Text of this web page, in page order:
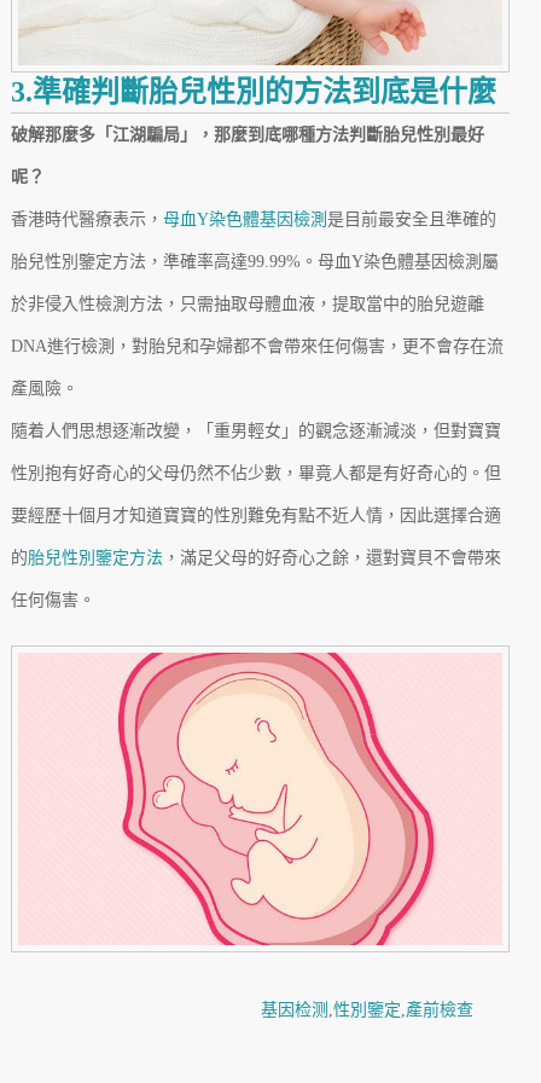
3.準確判斷胎兒性別的方法到底是什麼
破解那麼多「江湖騙局」，那麼到底哪種方法判斷胎兒性別最好
呢？
香港時代醫療表示， 母血Y染色體基因檢測 是目前最安全且準確的
胎兒性別鑒定方法，準確率高達99.99%。母血Y染色體基因檢測屬
於非侵入性檢測方法，只需抽取母體血液，提取當中的胎兒遊離
DNA進行檢測，對胎兒和孕婦都不會帶來任何傷害，更不會存在流
產風險。
隨着人們思想逐漸改變，「重男輕女」的觀念逐漸減淡，但對寶寶
性別抱有好奇心的父母仍然不佔少數，畢竟人都是有好奇心的。但
要經歷十個月才知道寶寶的性別難免有點不近人情，因此選擇合適
的胎兒性別鑒定方法，滿足父母的好奇心之餘，還對寶貝不會帶來
任何傷害。
基因检测 ,性別鑒定,產前檢查